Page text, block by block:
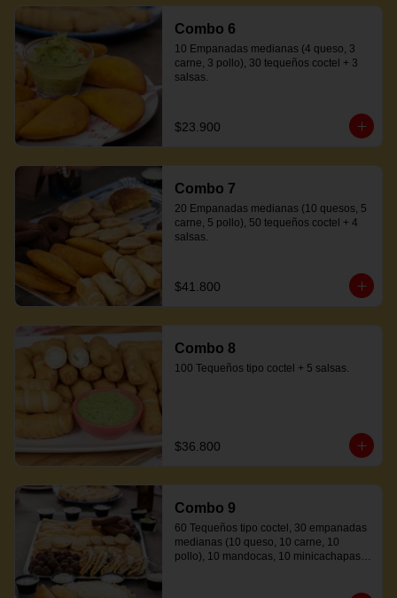
Combo 6
10 Empanadas medianas (4 queso, 3
carne, 3 pollo), 30 tequeños coctel + 3
salsas.
$23.900
Combo 7
20 Empanadas medianas (10 quesos, 5
carne, 5 pollo), 50 tequeños coctel + 4
salsas.
$41.800
Combo 8
100 Tequeños tipo coctel + 5 salsas.
$36.800
Combo 9
60 Tequeños tipo coctel, 30 empanadas
medianas (10 queso, 10 carne, 10
pollo), 10 mandocas, 10 minicachapas y